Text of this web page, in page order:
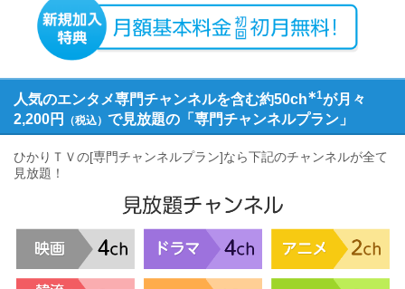
人気のエンタメ専門チャンネルを含む約50ch∗1が月々
2,200円
（税込） で見放題の「専門チャンネルプラン」
ひかりＴＶの[専門チャンネルプラン]なら下記のチャンネルが全て
見放題！